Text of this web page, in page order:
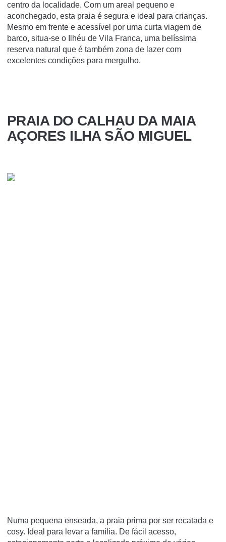
centro da localidade. Com um areal pequeno e
aconchegado, esta praia é segura e ideal para crianças.
Mesmo em frente e acessível por uma curta viagem de
barco, situa-se o Ilhéu de Vila Franca, uma belíssima
reserva natural que é também zona de lazer com
excelentes condições para mergulho.
PRAIA DO CALHAU DA MAIA
AÇORES ILHA SÃO MIGUEL
Numa pequena enseada, a praia prima por ser recatada e
cosy. Ideal para levar a família. De fácil acesso,